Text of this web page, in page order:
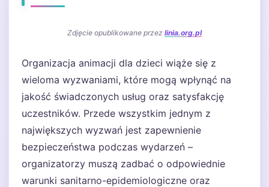
Zdjęcie opublikowane przez linia.org.pl
Organizacja animacji dla dzieci wiąże się z
wieloma wyzwaniami, które mogą wpłynąć na
jakość świadczonych usług oraz satysfakcję
uczestników. Przede wszystkim jednym z
największych wyzwań jest zapewnienie
bezpieczeństwa podczas wydarzeń –
organizatorzy muszą zadbać o odpowiednie
warunki sanitarno-epidemiologiczne oraz